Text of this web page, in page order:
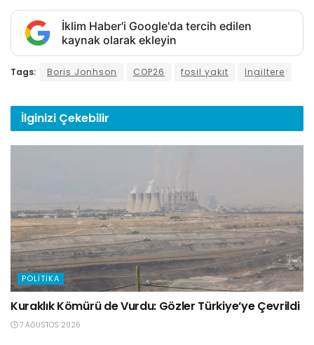
İklim Haber'i Google'da tercih edilen
kaynak olarak ekleyin
Tags: Boris Jonhson COP26 fosil yakıt İngiltere
İlginizi Çekebilir
POLITIKA
Kuraklık Kömürü de Vurdu: Gözler Türkiye’ye Çevrildi
7 AĞUSTOS 2026